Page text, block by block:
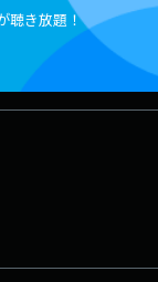
聴き放題！